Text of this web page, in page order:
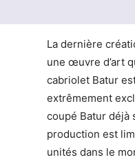
La dernière
une œuvre d’art
cabriolet Batur
extrêmement
coupé Batur déjà
production est
unités dans le